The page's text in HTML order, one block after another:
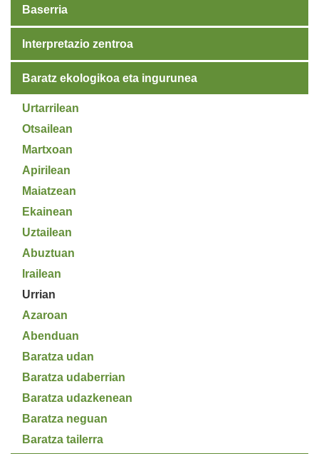
Baserria
Interpretazio zentroa
Baratz ekologikoa eta ingurunea
Urtarrilean
Otsailean
Martxoan
Apirilean
Maiatzean
Ekainean
Uztailean
Abuztuan
Irailean
Urrian
Azaroan
Abenduan
Baratza udan
Baratza udaberrian
Baratza udazkenean
Baratza neguan
Baratza tailerra